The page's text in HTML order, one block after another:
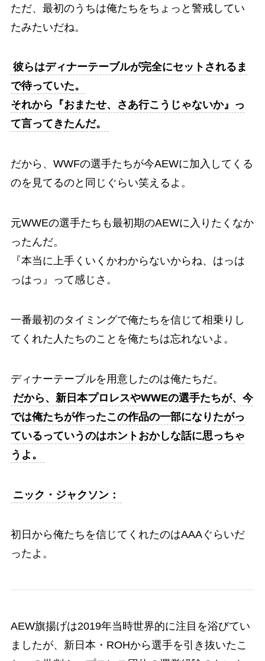
ただ、最初のうちは俺たちをちょっと警戒してい
たみたいだね。
彼らはディナーテーブルが完全にセットされるま
で待っていた。
それから『おまたせ、さあ行こうじゃないか』っ
て言ってきたんだ。
だから、WWFの選手たちが今AEWに加入してくる
のを見てるのと同じぐらい笑えるよ。
元WWEの選手たちも最初期のAEWに入りたくなか
ったんだ。
『本当に上手くいくかわからないからね、はっは
っはっ』って感じさ。
一番最初のタイミングで俺たちを信じて相乗りし
てくれた人たちのことを俺たちは忘れないよ。
ディナーテーブルを用意したのは俺たちだ。
だから、新日本プロレスやWWEの選手たちが、今
では俺たちが作ったこの作品の一部になりたがっ
ているっていうのはホントおかしな話に思っちゃ
うよ。
ニック・ジャクソン：
初日から俺たちを信じてくれたのはAAAぐらいだ
ったよ。
AEW旗揚げは2019年当時世界的に注目を浴びてい
ましたが、新日本・ROHから選手を引き抜いたこ